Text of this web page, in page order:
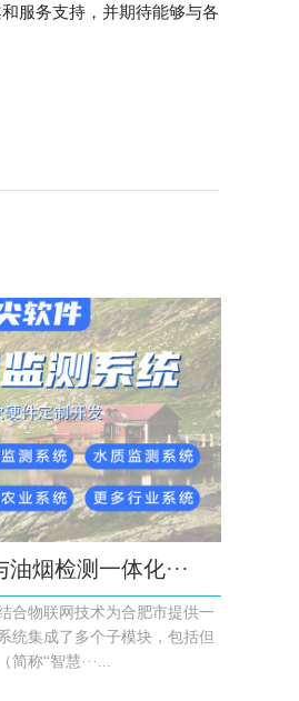
服务支持，并期待能够与各
烟检测一体化···
合物联网技术为合肥市提供一
统集成了多个子模块，包括但
称“智慧···...